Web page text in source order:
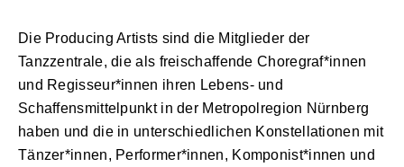
Die Producing Artists sind die Mitglieder der
Tanzzentrale, die als freischaffende Choregraf*innen
und Regisseur*innen ihren Lebens- und
Schaffensmittelpunkt in der Metropolregion Nürnberg
haben und die in unterschiedlichen Konstellationen mit
Tänzer*innen, Performer*innen, Komponist*innen und